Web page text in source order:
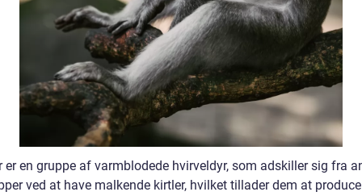
er en gruppe af varmblodede hvirveldyr, som adskiller sig fra
ved at have malkende kirtler, hvilket tillader dem at